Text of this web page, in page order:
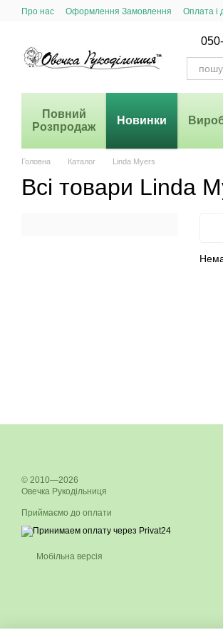
Перейти до основного контенту
Про нас Оформлення Замовлення Оплата і
Повний
Розпродаж
Новинки
Головна Каталог Linda Myers
Всі товари Linda
© 2010—2026
Овечка Рукодільниця
Приймаємо до оплати
Мобільна версія